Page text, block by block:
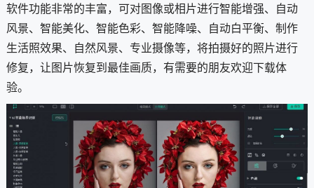
软件功能非常的丰富，可对图像或相片进行智能增强、自动
风景、智能美化、智能色彩、智能降噪、自动白平衡、制作
生活照效果、自然风景、专业摄像等，将拍摄好的照片进行
修复，让图片恢复到最佳画质，有需要的朋友欢迎下载体
验。